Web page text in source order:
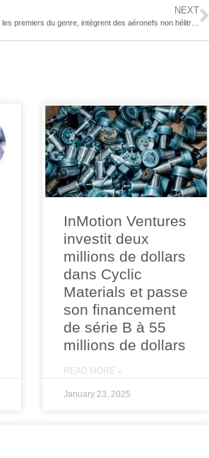
NEXT
InMotion Ventures
investit deux
millions de dollars
dans Cyclic
Materials et passe
son financement
de série B à 55
millions de dollars
READ MORE »
January 23, 2025